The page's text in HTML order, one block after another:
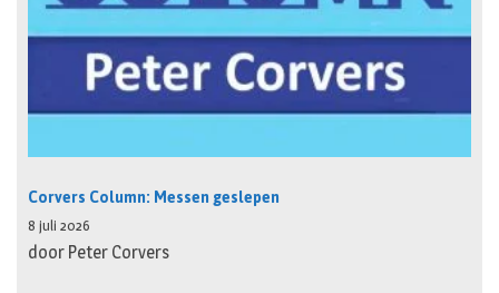
Corvers Column: Messen geslepen
8 juli 2026
door Peter Corvers